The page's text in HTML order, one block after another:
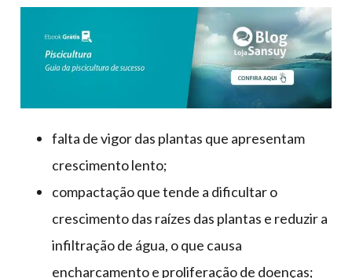
falta de vigor das plantas que apresentam
crescimento lento;
compactação que tende a dificultar o
crescimento das raízes das plantas e reduzir a
infiltração de água, o que causa
encharcamento e proliferação de doenças;